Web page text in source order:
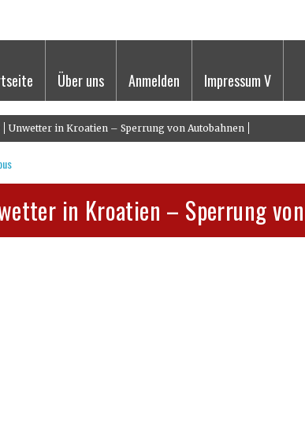
Über uns Anmelden Impressum V
Unwetter in Kroatien – Sperrung von Autobahnen
in Kroatien – Sperrung